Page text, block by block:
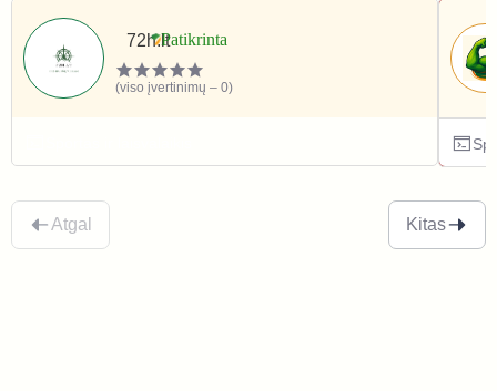
72h.lt
(viso įvertinimų – 0)
Atgal Kitas